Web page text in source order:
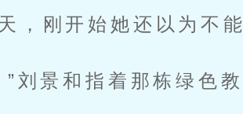
刚开始她还以为不能
景和指着那栋绿色教